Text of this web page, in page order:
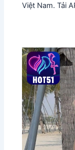
Việt Nam. Tải